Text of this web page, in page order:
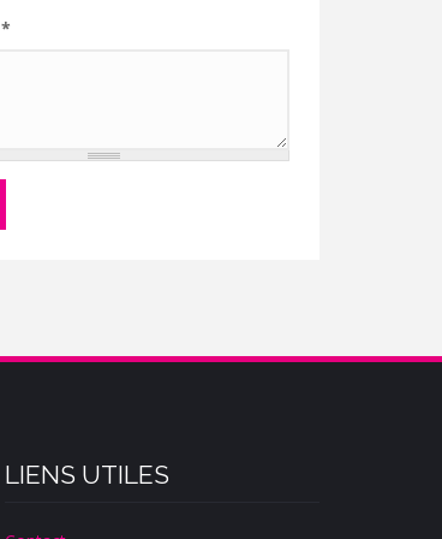
*
LIENS UTILES